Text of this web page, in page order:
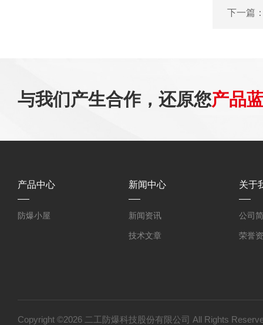
下一篇
与我们产生合作，还原您产品
产品中心
防爆小屋
新闻中心
新闻资讯
技术文章
关于
公司
荣誉
Copyright ©2026 二工防爆科技股份有限公司 All Rights